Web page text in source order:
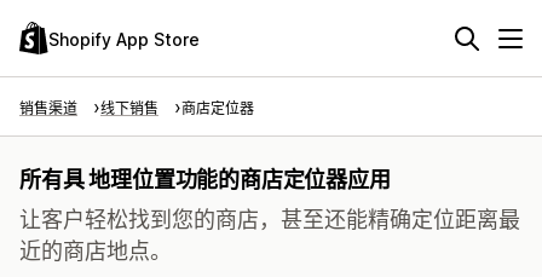
Shopify App Store
销售渠道 线下销售 商店定位器
所有具 地理位置功能的商店定位器应用
让客户轻松找到您的商店，甚至还能精确定位距离最
近的商店地点。